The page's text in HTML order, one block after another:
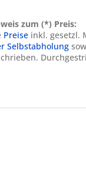
zum (*) Preis:
Preiseinkl. gesetzl.
Selbstabholung